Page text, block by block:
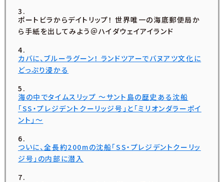
ポートビラからデイトリップ！ 世界唯一の海底郵便局か
ら手紙を出してみよう＠ハイダウェイアイランド
カバに、ブルーラグーン！ ランドツアーでバヌアツ文化に
どっぷり浸かる
海の中でタイムスリップ 〜サント島の歴史ある沈船
「SS・プレジデントクーリッジ号」と「ミリオンダラーポイ
ント」〜
ついに、全長約200mの沈船「SS・プレジデントクーリッ
ジ号」の内部に潜入